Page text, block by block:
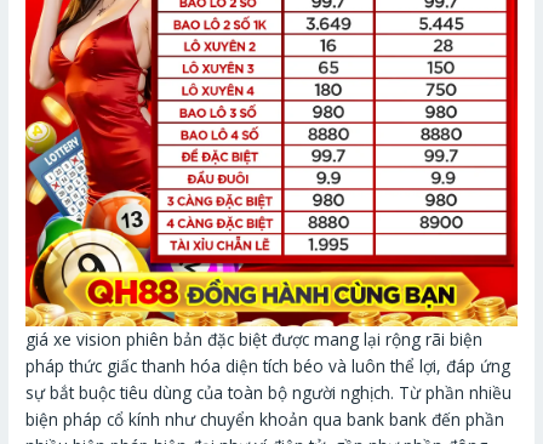
giá xe vision phiên bản đặc biệt được mang lại rộng rãi biện
pháp thức giấc thanh hóa diện tích béo và luôn thể lợi, đáp ứng
sự bắt buộc tiêu dùng của toàn bộ người nghịch. Từ phần nhiều
biện pháp cổ kính như chuyển khoản qua bank bank đến phần